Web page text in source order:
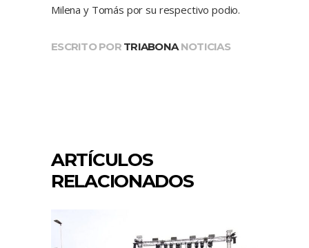
Milena y Tomás por su respectivo podio.
ESCRITO POR TRIABONA NOTICIAS
ARTÍCULOS
RELACIONADOS